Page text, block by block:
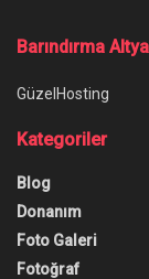
Barındırma
GüzelHosting
Kategoriler
Blog
Donanım
Foto Galeri
Fotoğraf